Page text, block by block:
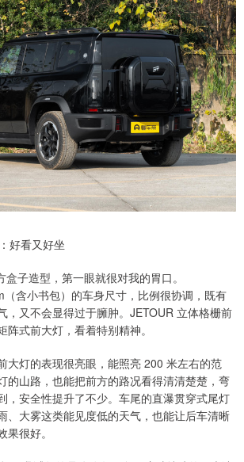
好看又好坐
子造型，第一眼就很对我的胃口。
含小书包）的车身尺寸，比例很协调，既有
，又不会显得过于臃肿。JETOUR 立体格栅前
阵式前大灯，看着特别精神。
大灯的表现很亮眼，能照亮 200 米左右的范
的山路，也能把前方的路况看得清清楚楚，弯
，安全性提升了不少。车尾的直瀑贯穿式尾灯
、大雾这类能见度低的天气，也能让后车清晰
很好。